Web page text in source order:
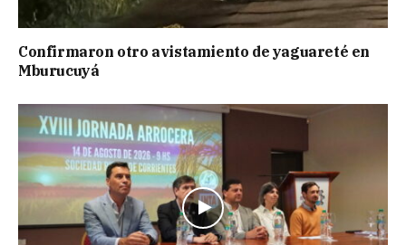
Confirmaron otro avistamiento de yaguareté en
Mburucuyá